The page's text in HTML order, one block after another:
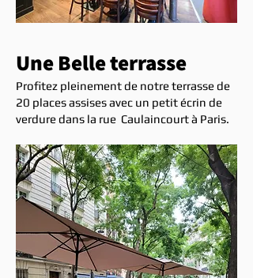
Une Belle terrasse
Profitez pleinement de notre terrasse de
20 places assises avec un petit écrin de
verdure dans la rue Caulaincourt à Paris.